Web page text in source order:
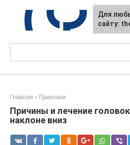
контенту
Главная » Признаки
Причины и лечение
наклоне вниз
Для
сайту: